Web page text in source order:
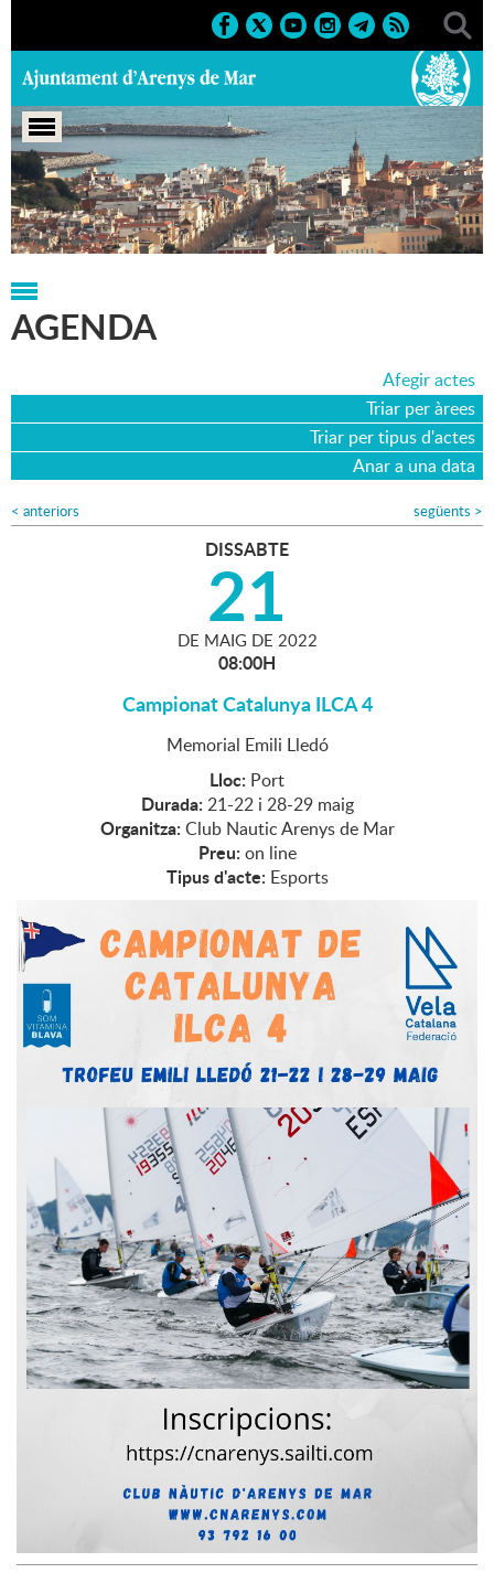
Portada > Agenda > 21-05-2022
AGENDA
Afegir actes
Triar per àrees
Triar per tipus d'actes
Anar a una data
< anteriors següents >
DISSABTE
21
DE MAIG DE 2022
08:00H
Campionat Catalunya ILCA 4
Memorial Emili Lledó
Lloc: Port
Durada: 21-22 i 28-29 maig
Organitza: Club Nautic Arenys de Mar
Preu: on line
Tipus d'acte: Esports